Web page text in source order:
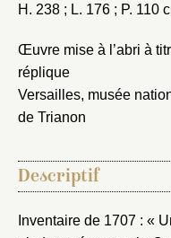
H. 238 ; L. 176 ; P. 110
Œuvre mise à l’abri à
réplique
Versailles, musée
de Trianon
Descriptif
Inventaire de 1707 : «